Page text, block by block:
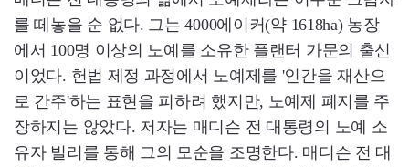
를 떼놓을 순 없다. 그는 4000에이커(약 1618ha) 농장
에서 100명 이상의 노예를 소유한 플랜터 가문의 출신
이었다. 헌법 제정 과정에서 노예제를 '인간을 재산으
로 간주'하는 표현을 피하려 했지만, 노예제 폐지를 주
장하지는 않았다. 저자는 매디슨 전 대통령의 노예 소
유자 빌리를 통해 그의 모순을 조명한다. 매디슨 전 대